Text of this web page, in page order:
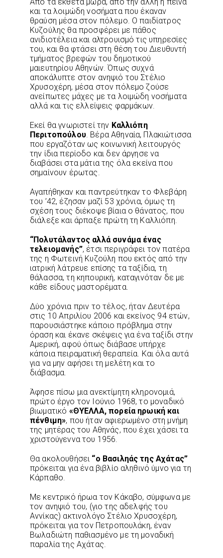
και τα λοιμώδη νοσήματα που έκαναν
θραύση μέσα στον πόλεμο. Ο παιδίατρος
Κυζούλης θα προσφέρει με πάθος
ανιδιοτέλεια και αλτρουισμό τις υπηρεσίες
του, και θα φτάσει στη θέση του Διευθυντή
τμήματος βρεφών του δημοτικού
μαιευτηρίου Αθηνών. Όπως συχνά
αποκάλυπτε στον ανηψιό του Στέλιο
Χρυσοχέρη, μέσα στον πόλεμο ζούσε
ανείπωτες μάχες με τα λοιμώδη νοσήματα
αλλά και τις ελλείψεις φαρμάκων.
Εκεί θα γνωριστεί την Καλλιόπη
Περιτοπούλου. Βέρα Αθηναία, Πλακιώτισσα
που εργαζόταν ως κοινωνική λειτουργός
την ίδια περίοδο και δεν άργησε να
διαβάσει στα μάτια της όλα εκείνα που
σημαίνουν έρωτας.
Αγαπήθηκαν και παντρεύτηκαν το Φλεβάρη
του ’42, έζησαν μαζί 53 χρόνια, όμως τη
σχέση τους διέκοψε βίαια ο θάνατος, που
διάλεξε και άρπαξε πρώτη τη Καλλιόπη.
“Πολυτάλαντος αλλά συνάμα ένας
τελειομανής”, έτσι περιγράφει τον πατέρα
της η Φωτεινή Κυζούλη που εκτός από την
ιατρική λάτρευε επίσης τα ταξίδια, τη
θάλασσα, τη κηπουρική, καταγινόταν δε με
κάθε είδους μαστορέματα.
Δύο χρόνια πριν το τέλος, ήταν Δευτέρα
στις 10 Απριλίου 2006 και εκείνος 94 ετών,
παρουσιάστηκε κάποιο πρόβλημα στην
όραση και έκανε σκέψεις για ένα ταξίδι στην
Αμερική, αφού όπως διάβασε υπήρχε
κάποια πειραματική θεραπεία. Και όλα αυτά
για να μην αφήσει τη μελέτη και το
διάβασμα.
Άφησε πίσω μια ανεκτίμητη κληρονομιά,
πρώτο έργο τον Ιούνιο 1968, το μοναδικό
βιωματικό «ΘΥΕΛΛΑ, πορεία ηρωική και
πένθιμη», που ήταν αφιερωμένο στη μνήμη
της μητέρας του Αθηνάς, που έχει χάσει τα
χριστούγεννα του 1956.
Θα ακολουθήσει “ο Βασιληάς της Αχάτας”
πρόκειται για ένα βιβλίο αληθινό ύμνο για τη
Κάρπαθο.
Με κεντρικό ήρωα τον Κάκαβο, σύμφωνα με
τον ανηψιό του, (γιο της αδελφής του
Αννίκας) ακτινολόγο Στέλιο Χρυσοχέρη,
πρόκειται για τον Πετροπουλάκη, έναν
Βωλαδιώτη παθιασμένο με τη μοναδική
παραλία της Αχάτας.